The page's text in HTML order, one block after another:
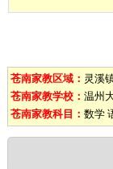
苍南家教区域： 灵溪
苍南家教学校： 温州
苍南家教科目： 数学